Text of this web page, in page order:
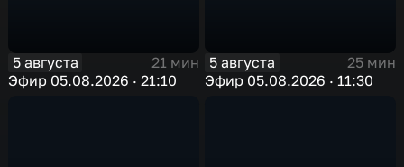
5 августа
21 мин
Эфир 05.08.2026 · 21:10
5 августа
25 мин
Эфир 05.08.2026 · 11:30